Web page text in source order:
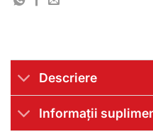
Descriere
Informații